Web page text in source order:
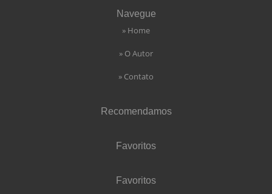
Navegue
» Home
» O Autor
» Contato
Recomendamos
Favoritos
Favoritos